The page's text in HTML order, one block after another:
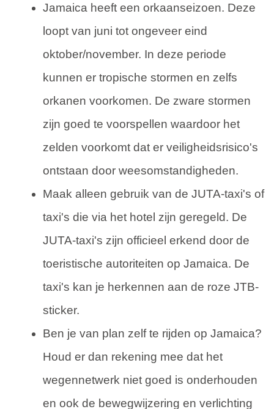
Jamaica heeft een orkaanseizoen. Deze
loopt van juni tot ongeveer eind
oktober/november. In deze periode
kunnen er tropische stormen en zelfs
orkanen voorkomen. De zware stormen
zijn goed te voorspellen waardoor het
zelden voorkomt dat er veiligheidsrisico's
ontstaan door weesomstandigheden.
Maak alleen gebruik van de JUTA-taxi's of
taxi's die via het hotel zijn geregeld. De
JUTA-taxi's zijn officieel erkend door de
toeristische autoriteiten op Jamaica. De
taxi's kan je herkennen aan de roze JTB-
sticker.
Ben je van plan zelf te rijden op Jamaica?
Houd er dan rekening mee dat het
wegennetwerk niet goed is onderhouden
en ook de bewegwijzering en verlichting